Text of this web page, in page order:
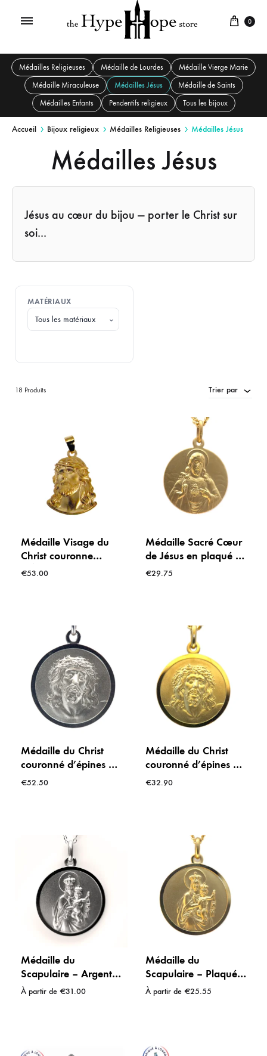
0
Médailles Religieuses Médaille de Lourdes
Médaille Vierge Marie
Médaille Miraculeuse
Médailles Jésus
Médaille de Saints
Médailles Enfants
Pendentifs religieux Tous les bijoux
Accueil Bijoux religieux Médailles Religieuses Médailles Jésus
Médailles Jésus
Jésus au cœur du bijou — porter le Christ sur
soi...
MATÉRIAUX
⌄
18 Produits Trier par
Médaille Visage du
Christ couronne
d’Épines – Pendentif
€53.00
Médaille Sacré Cœur
de Jésus en plaqué or
– 20 mm
€29.75
Médaille du Christ
couronné d’épines en
Argent massif – 22
€52.50
Médaille du Christ
couronné d’épines en
plaqué or – 22 mm
€32.90
Médaille du
Scapulaire – Argent
925
À partir de €31.00
Médaille du
Scapulaire – Plaqué
or
À partir de €25.55